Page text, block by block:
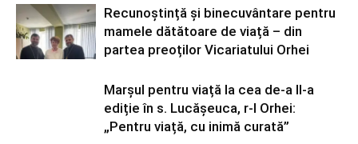
Recunoștință și binecuvântare pentru
mamele dătătoare de viață – din
partea preoților Vicariatului Orhei
Marșul pentru viață la cea de-a II-a
ediție în s. Lucășeuca, r-l Orhei:
„Pentru viață, cu inimă curată”